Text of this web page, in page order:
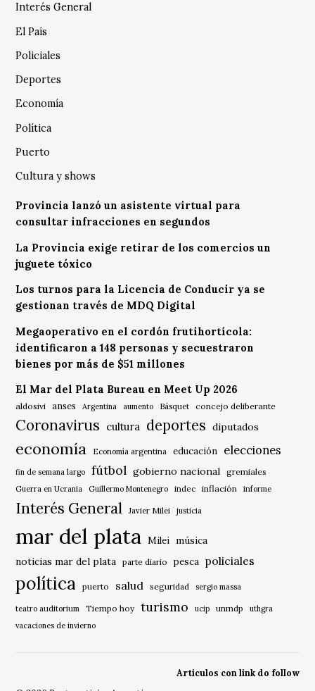
Interés General
El País
Policiales
Deportes
Economía
Política
Puerto
Cultura y shows
Provincia lanzó un asistente virtual para
consultar infracciones en segundos
La Provincia exige retirar de los comercios un
juguete tóxico
Los turnos para la Licencia de Conducir ya se
gestionan través de MDQ Digital
Megaoperativo en el cordón frutihortícola:
identificaron a 148 personas y secuestraron
bienes por más de $51 millones
El Mar del Plata Bureau en Meet Up 2026
aldosivi anses Argentina aumento Básquet concejo deliberante
Coronavirus cultura deportes diputados
economía Economía argentina educación elecciones
fin de semana largo fútbol gobierno nacional gremiales
Guerra en Ucrania Guillermo Montenegro indec inflación informe
Interés General Javier Milei justicia
mar del plata Milei música
noticias mar del plata
parte diario pesca policiales
política puerto salud seguridad sergio massa
teatro auditorium Tiempo hoy turismo ucip unmdp
uthgra
vacaciones de invierno
Articulos con link do follow